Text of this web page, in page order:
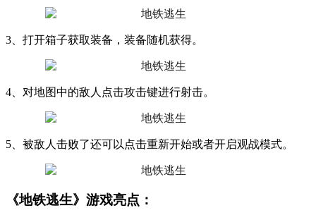
3、打开箱子获取装备，装备随机获得。
4、对地图中的敌人点击攻击键进行射击。
5、被敌人击败了还可以点击重新开始或者开启观战模式。
《地铁逃生》游戏亮点：